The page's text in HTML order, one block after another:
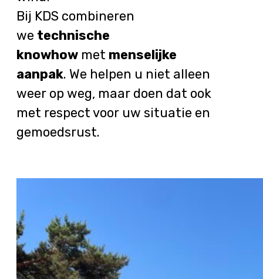
Bij KDS combineren
we technische
knowhow met menselijke
aanpak. We helpen u niet alleen
weer op weg, maar doen dat ook
met respect voor uw situatie en
gemoedsrust.